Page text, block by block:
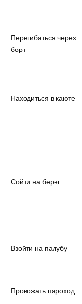
Перегибаться через
борт
Находиться в каюте
Сойти на берег
Взойти на палубу
Провожать пароход